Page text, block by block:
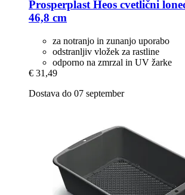
Prosperplast Heos cvetlični
46,8 cm
za notranjo in zunanjo uporabo
odstranljiv vložek za rastline
odporno na zmrzal in UV žarke
€ 31,49
Dostava do 07 september